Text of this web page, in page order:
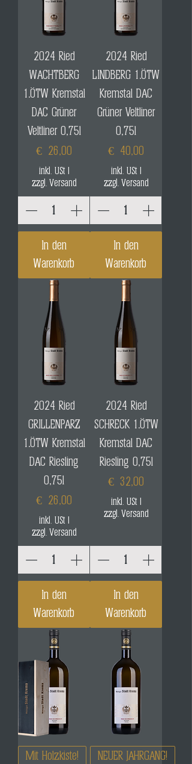
2024 Ried
WACHTBERG
1.ÖTW Kremstal
DAC Grüner
Veltliner 0,75l
Preis
€ 26,00
inkl. USt|
zzgl. Versand
In den
Warenkorb
2024 Ried
LINDBERG 1.ÖTW
Kremstal DAC
Grüner Veltliner
0,75l
Preis
€ 40,00
inkl. USt|
zzgl. Versand
In den
Warenkorb
2024 Ried
GRILLENPARZ
1.ÖTW Kremstal
DAC Riesling
0,75l
Preis
€ 26,00
inkl. USt|
zzgl. Versand
In den
Warenkorb
2024 Ried
SCHRECK 1.ÖTW
Kremstal DAC
Riesling 0,75l
Preis
€ 32,00
inkl. USt|
zzgl. Versand
In den
Warenkorb
Mit Holzkiste!
NEUER JAHRGANG!